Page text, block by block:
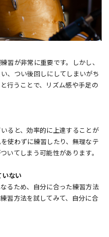
習が非常に重要です。しかし、
、つい後回しにしてしまいがち
行うことで、リズム感や手足の
ると、効率的に上達することが
使わずに練習したり、無理なテ
いてしまう可能性があります。
いない
るため、自分に合った練習方法
習方法を試してみて、自分に合